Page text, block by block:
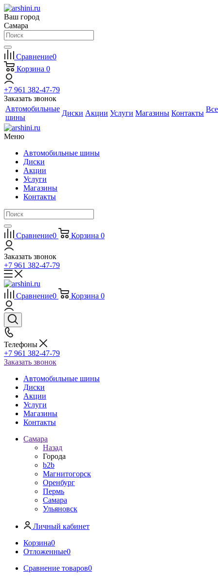
Ваш город
Самара
Сравнение0
Корзина 0
+7 961 382-47-79
Заказать звонок
Автомобильные
шины
Диски Акции Услуги Магазины Контакты Все
Меню
Автомобильные шины
Диски
Акции
Услуги
Магазины
Контакты
Сравнение0 Корзина 0
Заказать звонок
+7 961 382-47-79
Сравнение0 Корзина 0
Телефоны
+7 961 382-47-79
Заказать звонок
Автомобильные шины
Диски
Акции
Услуги
Магазины
Контакты
Самара
Назад
Города
b2b
Магнитогорск
Оренбург
Пермь
Самара
Ульяновск
Личный кабинет
Корзина0
Отложенные0
Сравнение товаров0